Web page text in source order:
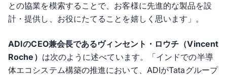
との協業を模索することで、お客様に先進的な製品を設
計・提供し、お役にたてることを嬉しく思います」。
ADIのCEO兼会長であるヴィンセント・ロウチ（Vincent
Roche） は次のように述べています。「インドでの半導
体エコシステム構築の推進において、ADIがTataグループ